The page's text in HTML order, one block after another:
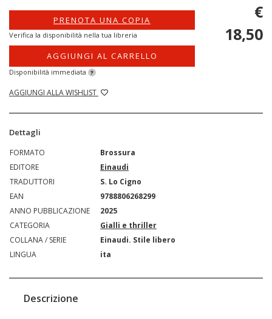
PRENOTA UNA COPIA
Verifica la disponibilità nella tua libreria
AGGIUNGI AL CARRELLO
Disponibilità immediata ?
AGGIUNGI ALLA WISHLIST
€
18,50
Dettagli
FORMATO
Brossura
EDITORE
Einaudi
TRADUTTORI
S. Lo Cigno
EAN
9788806268299
ANNO PUBBLICAZIONE
2025
CATEGORIA
Gialli e thriller
COLLANA / SERIE
Einaudi. Stile libero
LINGUA
ita
Descrizione